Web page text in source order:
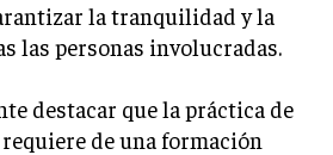
la tranquilidad y la
las personas involucradas.
destacar que la práctica de
de una formación